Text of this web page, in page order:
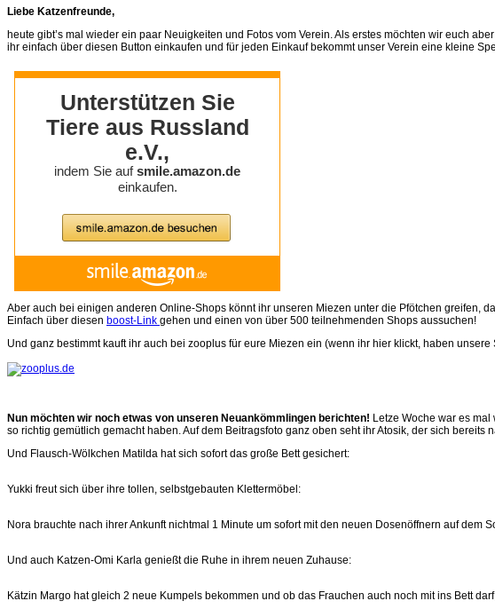
Liebe Katzenfreunde,
heute gibt’s mal wieder ein paar Neuigkeiten und Fotos vom Verein. Als erstes möchten wir euch
ihr einfach über diesen Button einkaufen und für jeden Einkauf bekommt unser Verein eine kleine
Aber auch bei einigen anderen Online-Shops könnt ihr unseren Miezen unter die Pfötchen greifen,
Einfach über diesen boost-Link gehen und einen von über 500 teilnehmenden Shops aussuchen!
Und ganz bestimmt kauft ihr auch bei zooplus für eure Miezen ein (wenn ihr hier klickt, haben
Nun möchten wir noch etwas von unseren Neuankömmlingen berichten! Letze Woche war es
so richtig gemütlich gemacht haben. Auf dem Beitragsfoto ganz oben seht ihr Atosik, der sich
Und Flausch-Wölkchen Matilda hat sich sofort das große Bett gesichert:
Yukki freut sich über ihre tollen, selbstgebauten Klettermöbel:
Nora brauchte nach ihrer Ankunft nichtmal 1 Minute um sofort mit den neuen Dosenöffnern auf dem
Und auch Katzen-Omi Karla genießt die Ruhe in ihrem neuen Zuhause:
Kätzin Margo hat gleich 2 neue Kumpels bekommen und ob das Frauchen auch noch mit ins Bett